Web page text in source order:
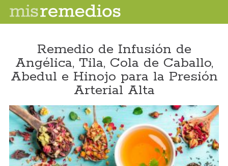
Remedio de Infusión de
Angélica, Tila, Cola de Caballo,
Abedul e Hinojo para la Presión
Arterial Alta